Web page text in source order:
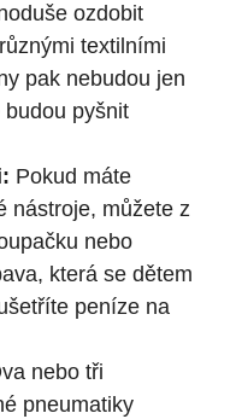
ozdobit
textilními
pak nebudou jen
budou pyšnit
Pokud máte
nástroje, můžete z
nebo
která se dětem
peníze na
nebo tři
pneumatiky